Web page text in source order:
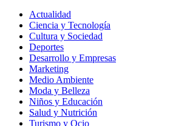
Actualidad
Ciencia y Tecnología
Cultura y Sociedad
Deportes
Desarrollo y Empresas
Marketing
Medio Ambiente
Moda y Belleza
Niños y Educación
Salud y Nutrición
Turismo y Ocio